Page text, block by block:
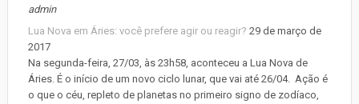
admin
Lua Nova em Áries: você prefere agir ou reagir? 29 de março de
2017
Na segunda-feira, 27/03, às 23h58, aconteceu a Lua Nova de
Áries. É o início de um novo ciclo lunar, que vai até 26/04. Ação é
o que o céu, repleto de planetas no primeiro signo de zodíaco,